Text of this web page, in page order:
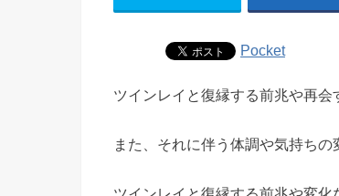
Pocket
ツインレイと復縁する前兆や再会
また、それに伴う体調や気持ち